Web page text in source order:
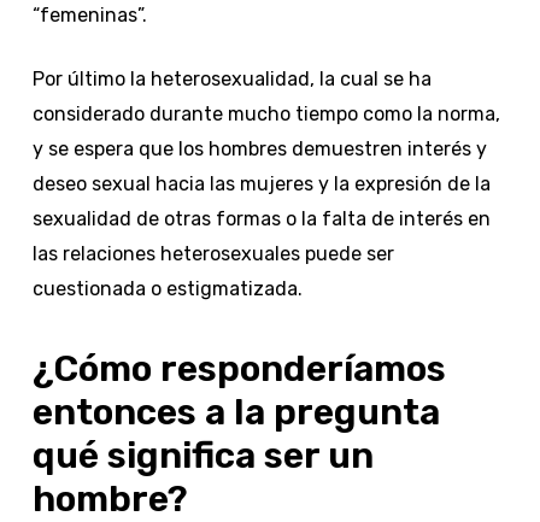
“femeninas”.
Por último la heterosexualidad, la cual se ha
considerado durante mucho tiempo como la norma,
y se espera que los hombres demuestren interés y
deseo sexual hacia las mujeres y la expresión de la
sexualidad de otras formas o la falta de interés en
las relaciones heterosexuales puede ser
cuestionada o estigmatizada.
¿Cómo responderíamos
entonces a la pregunta
qué significa ser un
hombre?